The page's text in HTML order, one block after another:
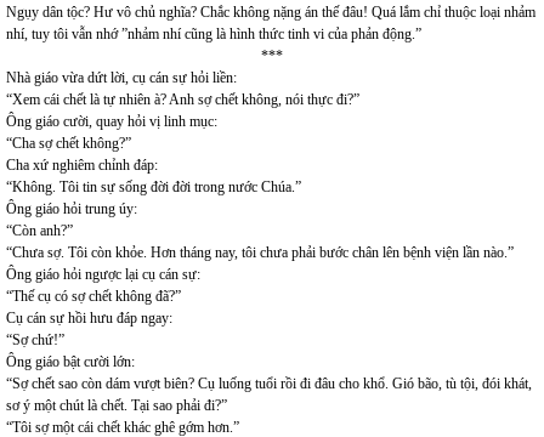
Ngụy dân tộc? Hư vô chủ nghĩa? Chắc không nặng án thế đâu! Quá lắm chỉ thuộc loại nhảm
nhí, tuy tôi vẫn nhớ ”nhảm nhí cũng là hình thức tinh vi của phản động.”
***
Nhà giáo vừa dứt lời, cụ cán sự hỏi liền:
“Xem cái chết là tự nhiên à? Anh sợ chết không, nói thực đi?”
Ông giáo cười, quay hỏi vị linh mục:
“Cha sợ chết không?”
Cha xứ nghiêm chỉnh đáp:
“Không. Tôi tin sự sống đời đời trong nước Chúa.”
Ông giáo hỏi trung úy:
“Còn anh?”
“Chưa sợ. Tôi còn khỏe. Hơn tháng nay, tôi chưa phải bước chân lên bệnh viện lần nào.”
Ông giáo hỏi ngược lại cụ cán sự:
“Thế cụ có sợ chết không đã?”
Cụ cán sự hồi hưu đáp ngay:
“Sợ chứ!”
Ông giáo bật cười lớn:
“Sợ chết sao còn dám vượt biên? Cụ luống tuổi rồi đi đâu cho khổ. Gió bão, tù tội, đói khát,
sơ ý một chút là chết. Tại sao phải đi?”
“Tôi sợ một cái chết khác ghê gớm hơn.”